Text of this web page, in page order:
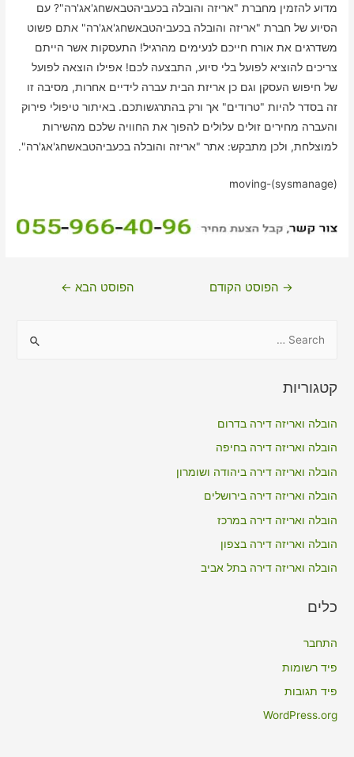
מדוע להזמין מחברת "אריזה והובלה בכעביהטבאשחג'אג'רה"? עם
הסיוע של חברת "אריזה והובלה בכעביהטבאשחג'אג'רה" אתם פשוט
משדרגים את אורח חייכם לנעימים מהרגיל! התעסקות אשר הייתם
צריכים להוציא לפועל בלי סיוע, התבצעה לכם! אפילו הוצאה לפועל
של חיפוש העסקן וגם כן אריזת הבית עברה לידיים אחרות, מסיבה זו
זה בסדר להיות "טרודים" אך ורק בהתרגשותכם. באיתור טיפולי פירוק
והעברה מחירים זולים עלולים להפוך את החוויה שלכם מהשירות
למוצלחת, ולכן מתבקש: אתר "אריזה והובלה בכעביהטבאשחג'אג'רה".
moving-(sysmanage)
ניווט→ הפוסט הקודם הפוסט הבא ←
r
o
r
:
קטגוריות
הובלה ואריזה דירה בדרום
הובלה ואריזה דירה בחיפה
הובלה ואריזה דירה ביהודה ושומרון
הובלה ואריזה דירה בירושלים
הובלה ואריזה דירה במרכז
הובלה ואריזה דירה בצפון
הובלה ואריזה דירה בתל אביב
כלים
התחבר
פיד רשומות
פיד תגובות
WordPress.org